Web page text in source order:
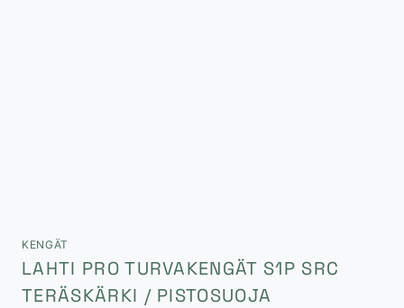
KENGÄT
LAHTI PRO TURVAKENGÄT S1P SRC
TERÄSKÄRKI / PISTOSUOJA